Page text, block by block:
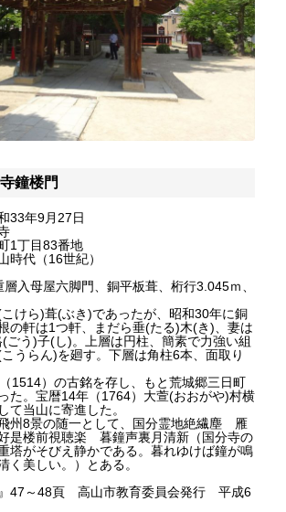
鐘楼門
33年9月27日
1丁目83番地
時代（16世紀）
入母屋六脚門、銅平板葺、桁行3.045ｍ、
けら)葺(ぶき)であったが、昭和30年に銅
の軒は1つ軒、まだら垂(たる)木(き)、妻は
ごう)子(し)。上層は円柱、簡素で力強い組
うらん)を廻す。下層は角柱6本、面取り
1514）の古銘を存し、もと荒城郷三日町
た。宝暦14年（1764）大萱(おおがや)村横
て当山に寄進した。
州8景の随一として、国分霊地絶繊塵 雁
是楼前視聴楽 暮鐘声裏月清新（国分寺の
塔がそびえ静かである。暮れゆけば鐘が鳴
く美しい。）とある。
』47～48頁 高山市教育委員会発行 平成6